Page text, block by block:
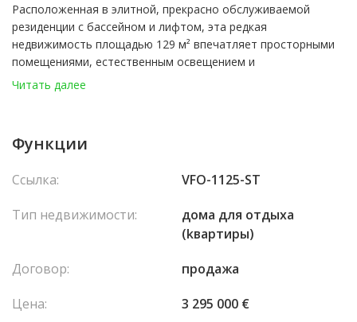
Расположенная в элитной, прекрасно обслуживаемой
резиденции с бассейном и лифтом, эта редкая
недвижимость площадью 129 м² впечатляет просторными
помещениями, естественным освещением и
высококачественными отделочными материалами.
Планировка:
комнатой, а также отдельная полностью оборудованная
Все помещения — кроме кухни — выходят на великолепную
без прямых соседей и с частичным видом на Средиземное
Реверсивный кондиционер, полы из мрамора и массива
централизованный пылесос, многочисленные встроенные
Читать далее
Функции
Ссылка:
VFO-1125-ST
Тип недвижимости:
домa для отдыха
(kвартиры)
Договор:
продажа
Цена:
3 295 000 €